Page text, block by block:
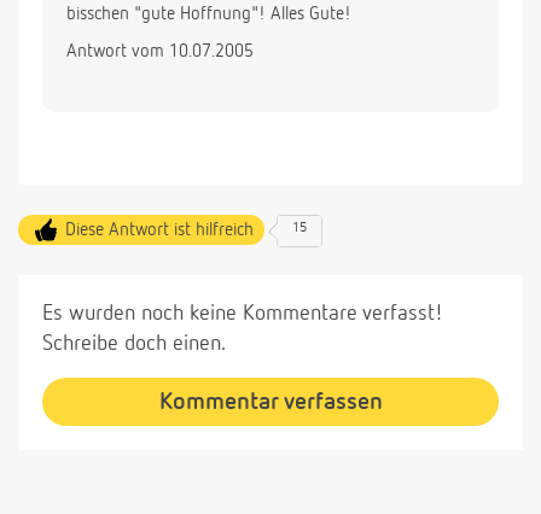
bisschen "gute Hoffnung"! Alles Gute!
Antwort vom 10.07.2005
Diese Antwort ist hilfreich 15
Es wurden noch keine Kommentare verfasst!
Schreibe doch einen.
Kommentar verfassen